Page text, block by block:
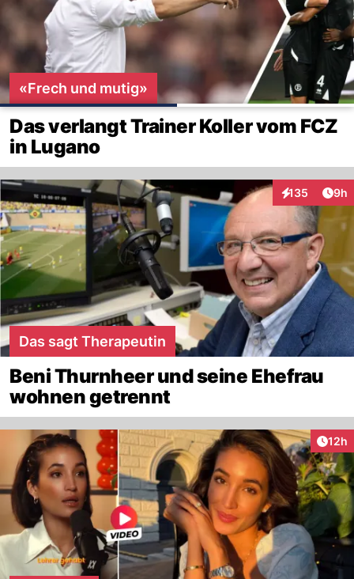
«Frech und mutig»
Das verlangt Trainer Koller vom FCZ
in Lugano
135
Interaktionen
9h
Das sagt Therapeutin
Beni Thurnheer und seine Ehefrau
wohnen getrennt
12h